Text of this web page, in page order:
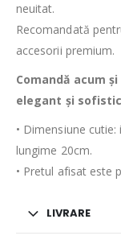
neuitat.
Recomandată
accesorii premium.
Comandă acum
elegant și
• Dimensiune
lungime 20cm.
• Pretul afisat este
LIVRARE